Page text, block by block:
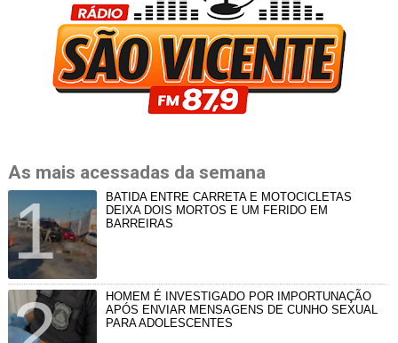
As mais acessadas da semana
BATIDA ENTRE CARRETA E MOTOCICLETAS
DEIXA DOIS MORTOS E UM FERIDO EM
BARREIRAS
HOMEM É INVESTIGADO POR IMPORTUNAÇÃO
APÓS ENVIAR MENSAGENS DE CUNHO SEXUAL
PARA ADOLESCENTES